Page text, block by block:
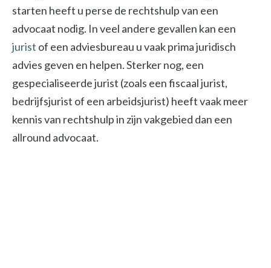
starten heeft u perse de rechtshulp van een
advocaat nodig. In veel andere gevallen kan een
jurist of een adviesbureau u vaak prima juridisch
advies geven en helpen. Sterker nog, een
gespecialiseerde jurist (zoals een fiscaal jurist,
bedrijfsjurist of een arbeidsjurist) heeft vaak meer
kennis van rechtshulp in zijn vakgebied dan een
allround advocaat.